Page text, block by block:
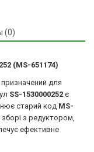
(0)
(MS-651174)
для
SS-1530000252 є
старий код MS-
з редуктором,
ефективне